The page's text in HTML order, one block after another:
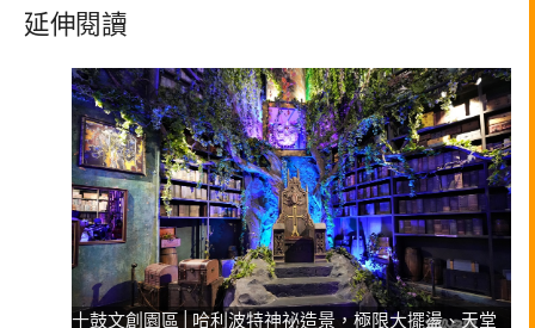
延伸閱讀
十鼓文創園區│哈利波特神祕造景，極限大擺盪、天堂